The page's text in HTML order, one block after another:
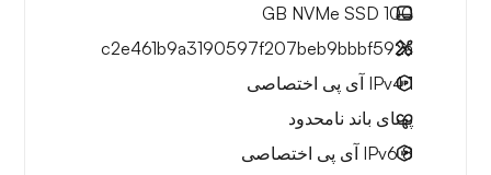
100 GB
NVMe SSD
c2e461b9a3190597f207beb9bbbf592a
1 IPv4
آی پی اختصاصی
پهنای باند نامحدود
8 IPv6
آی پی اختصاصی